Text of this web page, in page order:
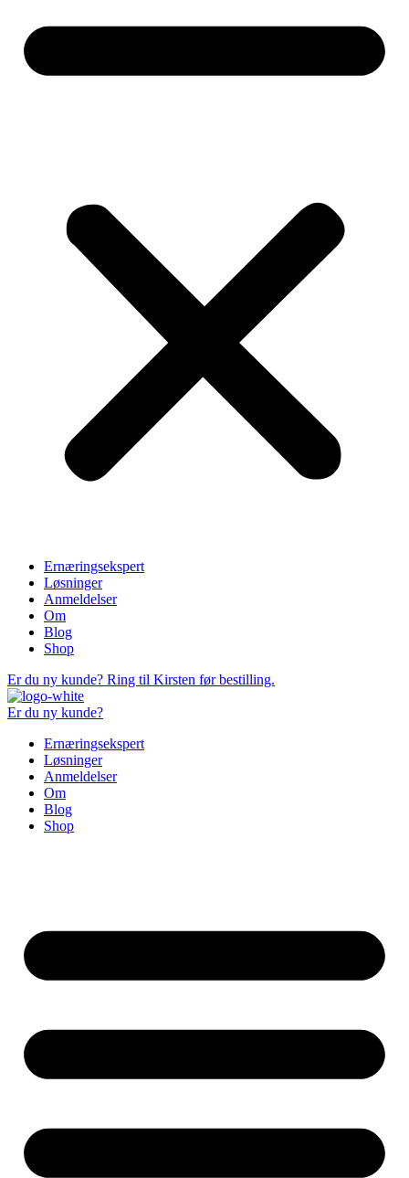
Ernæringsekspert
Løsninger
Anmeldelser
Om
Blog
Shop
Er du ny kunde? Ring til Kirsten før bestilling.
Er du ny kunde?
Ernæringsekspert
Løsninger
Anmeldelser
Om
Blog
Shop